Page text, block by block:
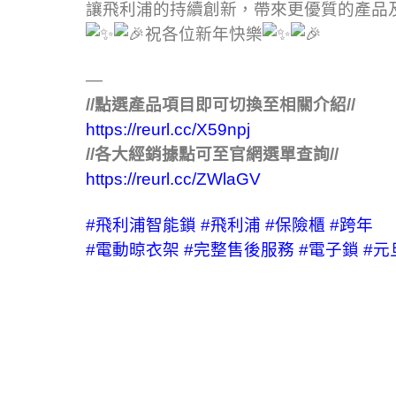
讓飛利浦的持續創新，帶來更優質的產品
祝各位新年快樂
—
//點選產品項目即可切換至相關介紹//
https://reurl.cc/X59npj
//各大經銷據點可至官網選單查詢//
https://reurl.cc/ZWlaGV
#飛利浦智能鎖 #飛利浦 #保險櫃 #跨年
#電動晾衣架 #完整售後服務 #電子鎖 #元